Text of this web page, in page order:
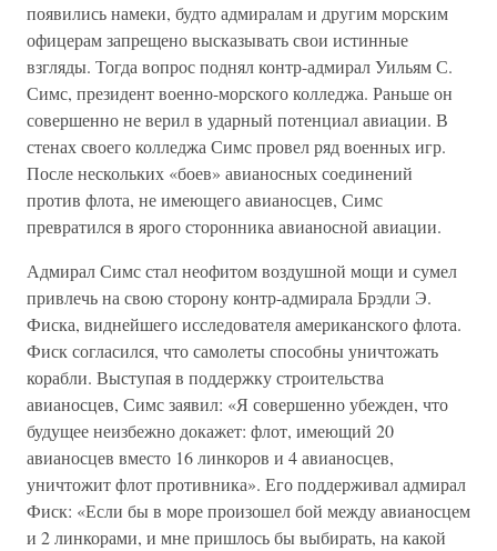
появились намеки, будто адмиралам и другим морским
офицерам запрещено высказывать свои истинные
взгляды. Тогда вопрос поднял контр-адмирал Уильям С.
Симс, президент военно-морского колледжа. Раньше он
совершенно не верил в ударный потенциал авиации. В
стенах своего колледжа Симс провел ряд военных игр.
После нескольких «боев» авианосных соединений
против флота, не имеющего авианосцев, Симс
превратился в ярого сторонника авианосной авиации.
Адмирал Симс стал неофитом воздушной мощи и сумел
привлечь на свою сторону контр-адмирала Брэдли Э.
Фиска, виднейшего исследователя американского флота.
Фиск согласился, что самолеты способны уничтожать
корабли. Выступая в поддержку строительства
авианосцев, Симс заявил: «Я совершенно убежден, что
будущее неизбежно докажет: флот, имеющий 20
авианосцев вместо 16 линкоров и 4 авианосцев,
уничтожит флот противника». Его поддерживал адмирал
Фиск: «Если бы в море произошел бой между авианосцем
и 2 линкорами, и мне пришлось бы выбирать, на какой